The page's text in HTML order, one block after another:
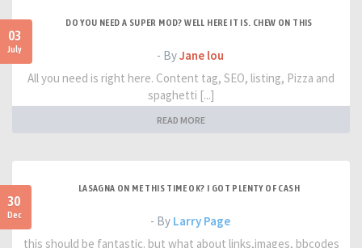
03
July
DO YOU NEED A SUPER MOD? WELL HERE IT IS. CHEW ON THIS
- ByJane lou
All you need is right here. Content tag, SEO, listing, Pizza and
spaghetti [...]
READ MORE
30
Dec
LASAGNA ON ME THIS TIME OK? I GOT PLENTY OF CASH
- By Larry Page
this should be fantastic. but what about links,images, bbcodes